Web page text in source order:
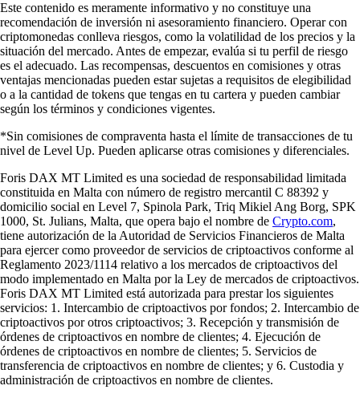
Este contenido es meramente informativo y no constituye una
recomendación de inversión ni asesoramiento financiero. Operar con
criptomonedas conlleva riesgos, como la volatilidad de los precios y la
situación del mercado. Antes de empezar, evalúa si tu perfil de riesgo
es el adecuado. Las recompensas, descuentos en comisiones y otras
ventajas mencionadas pueden estar sujetas a requisitos de elegibilidad
o a la cantidad de tokens que tengas en tu cartera y pueden cambiar
según los términos y condiciones vigentes.
*Sin comisiones de compraventa hasta el límite de transacciones de tu
nivel de Level Up. Pueden aplicarse otras comisiones y diferenciales.
Foris DAX MT Limited es una sociedad de responsabilidad limitada
constituida en Malta con número de registro mercantil C 88392 y
domicilio social en Level 7, Spinola Park, Triq Mikiel Ang Borg, SPK
1000, St. Julians, Malta, que opera bajo el nombre de Crypto.com,
tiene autorización de la Autoridad de Servicios Financieros de Malta
para ejercer como proveedor de servicios de criptoactivos conforme al
Reglamento 2023/1114 relativo a los mercados de criptoactivos del
modo implementado en Malta por la Ley de mercados de criptoactivos.
Foris DAX MT Limited está autorizada para prestar los siguientes
servicios: 1. Intercambio de criptoactivos por fondos; 2. Intercambio de
criptoactivos por otros criptoactivos; 3. Recepción y transmisión de
órdenes de criptoactivos en nombre de clientes; 4. Ejecución de
órdenes de criptoactivos en nombre de clientes; 5. Servicios de
transferencia de criptoactivos en nombre de clientes; y 6. Custodia y
administración de criptoactivos en nombre de clientes.